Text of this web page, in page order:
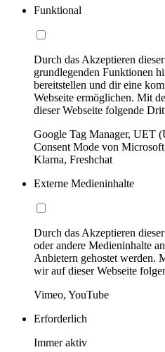
Funktional
Durch das Akzeptieren
grundlegenden Funktionen
bereitstellen und dir eine
Webseite ermöglichen. Mit
dieser Webseite folgende
Google Tag Manager, UET
Consent Mode von
Klarna, Freshchat
Externe Medieninhalte
Durch das Akzeptieren
oder andere Medieninhalte
Anbietern gehostet werden.
wir auf dieser Webseite
Vimeo, YouTube
Erforderlich
Immer aktiv